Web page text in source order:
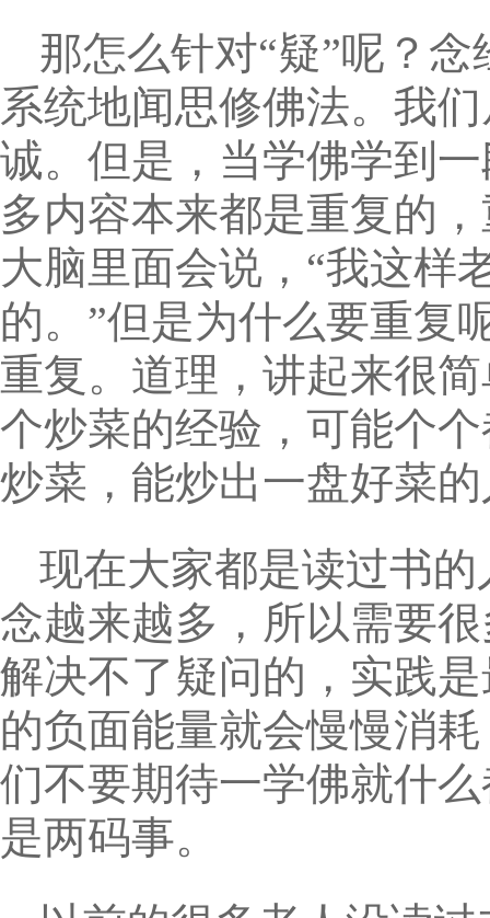
那怎么针对“疑”呢？
系统地闻思修佛法。我
诚。但是，当学佛学到
多内容本来都是重复的
大脑里面会说，“我这样
的。”但是为什么要重复
重复。道理，讲起来很
个炒菜的经验，可能个
炒菜，能炒出一盘好菜
现在大家都是读过书
念越来越多，所以需要
解决不了疑问的，实践
的负面能量就会慢慢消
们不要期待一学佛就什
是两码事。